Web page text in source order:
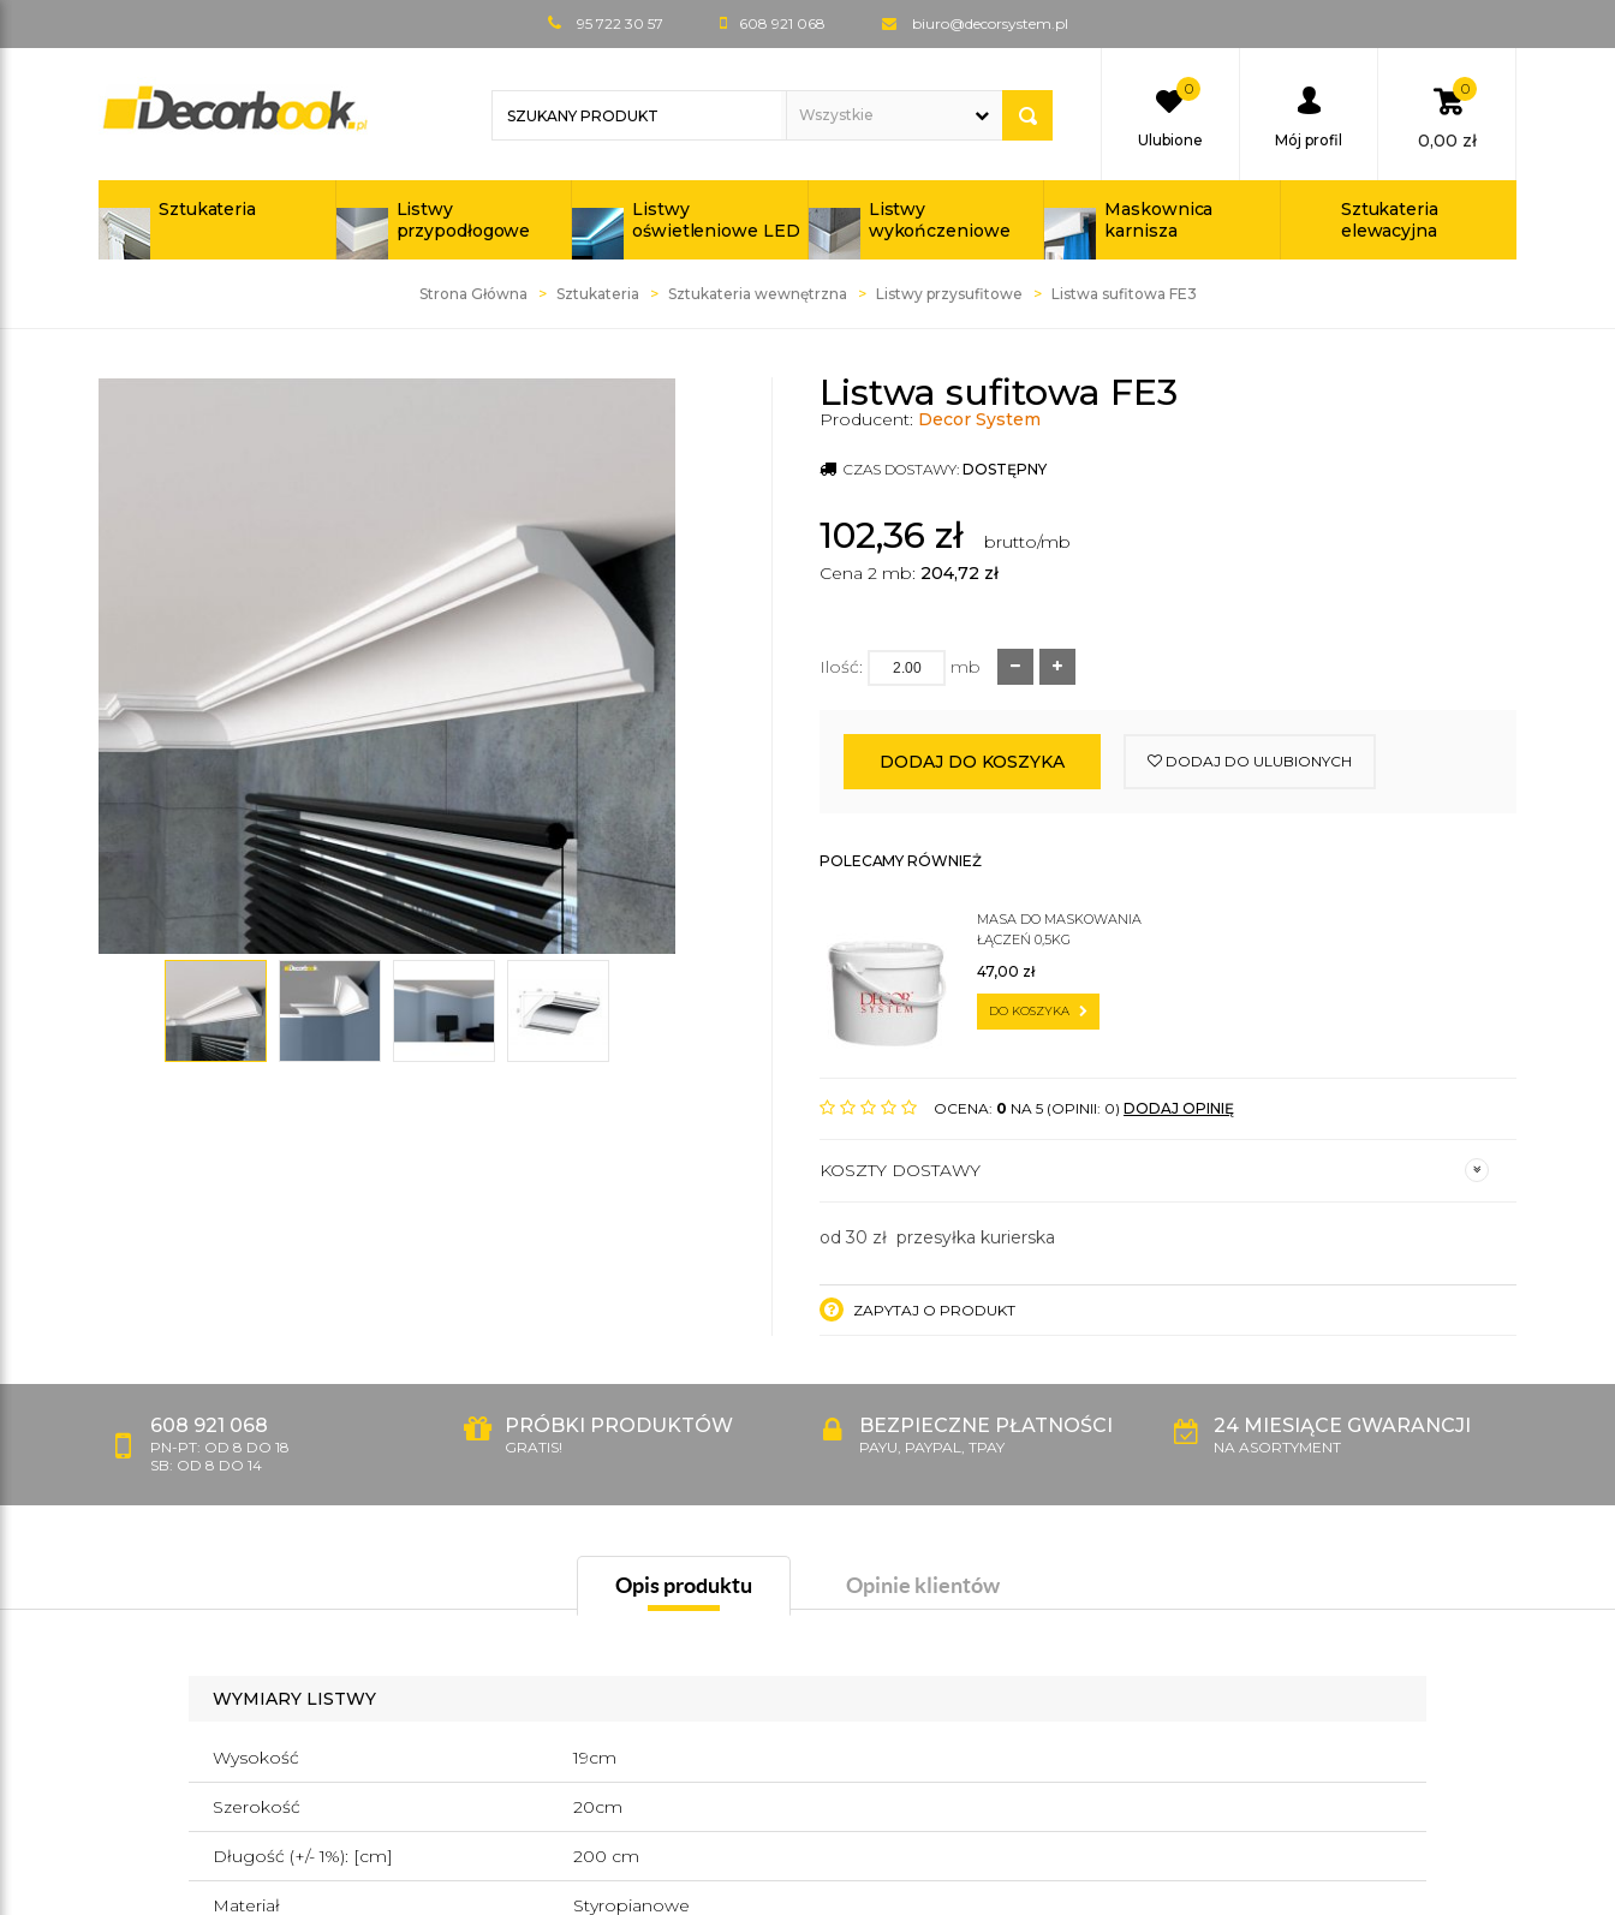
95 722 30 57 608 921 068 biuro@decorsystem.pl
0
Ulubione Mój profil
0
0,00 zł
Sztukateria
Listwy
przypodłogowe
Listwy
oświetleniowe LED
Listwy
wykończeniowe
Maskownica
karnisza
Sztukateria
elewacyjna
Strona Główna Sztukateria Sztukateria wewnętrzna Listwy przysufitowe Listwa sufitowa FE3
Listwa sufitowa FE3
Producent: Decor System
CZAS DOSTAWY: DOSTĘPNY
102,36 zł
brutto/mb
Cena 2 mb: 204,72 zł
Ilość: mb
DODAJ DO KOSZYKA DODAJ DO ULUBIONYCH
POLECAMY RÓWNIEŻ
MASA DO MASKOWANIA
ŁĄCZEŃ 0,5KG
47,00 zł
DO KOSZYKA
OCENA: 0 NA 5 (OPINII: 0) DODAJ OPINIĘ
KOSZTY DOSTAWY
od 30 zł przesyłka kurierska
ZAPYTAJ O PRODUKT
608 921 068
PN-PT: OD 8 DO 18
SB: OD 8 DO 14
PRÓBKI PRODUKTÓW
GRATIS!
BEZPIECZNE PŁATNOŚCI
PAYU, PAYPAL, TPAY
24 MIESIĄCE GWARANCJI
NA ASORTYMENT
Opis produktu Opinie klientów
WYMIARY LISTWY
Wysokość 19cm
Szerokość 20cm
Długość (+/- 1%): [cm] 200 cm
Materiał Styropianowe